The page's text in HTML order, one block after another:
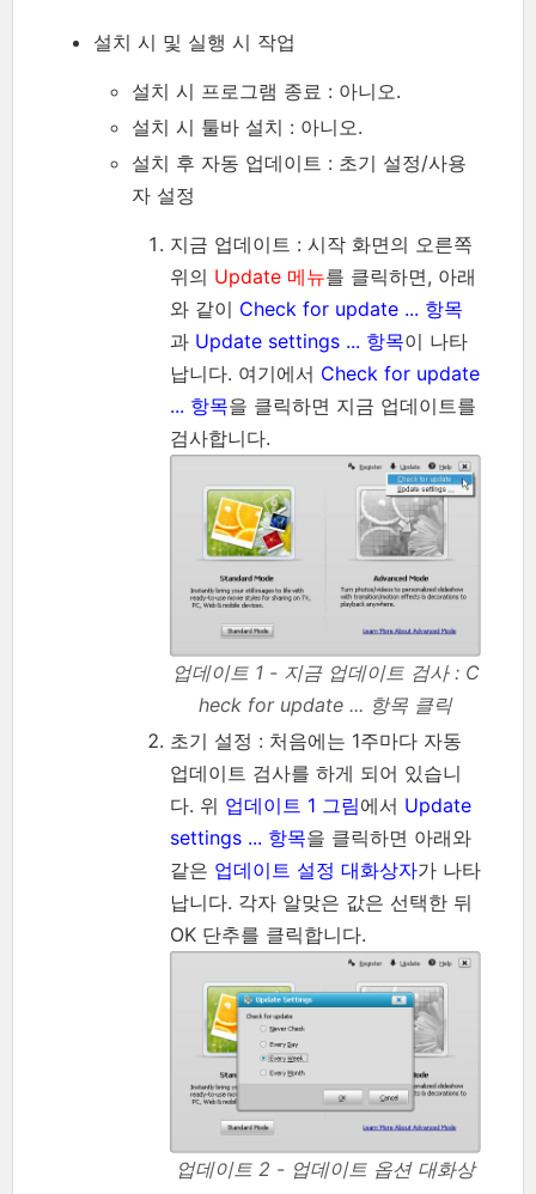
설치 시 및 실행 시 작업
설치 시 프로그램 종료 : 아니오.
설치 시 툴바 설치 : 아니오.
설치 후 자동 업데이트 : 초기 설정/사용
자 설정
지금 업데이트 : 시작 화면의 오른쪽
위의 Update 메뉴를 클릭하면, 아래
와 같이 Check for update ... 항목
과 Update settings ... 항목이 나타
납니다. 여기에서 Check for update
... 항목을 클릭하면 지금 업데이트를
검사합니다.
업데이트 1 - 지금 업데이트 검사 : C
heck for update ... 항목 클릭
초기 설정 : 처음에는 1주마다 자동
업데이트 검사를 하게 되어 있습니
다. 위 업데이트 1 그림에서 Update
settings ... 항목을 클릭하면 아래와
같은 업데이트 설정 대화상자가 나타
납니다. 각자 알맞은 값은 선택한 뒤
OK 단추를 클릭합니다.
업데이트 2 - 업데이트 옵션 대화상